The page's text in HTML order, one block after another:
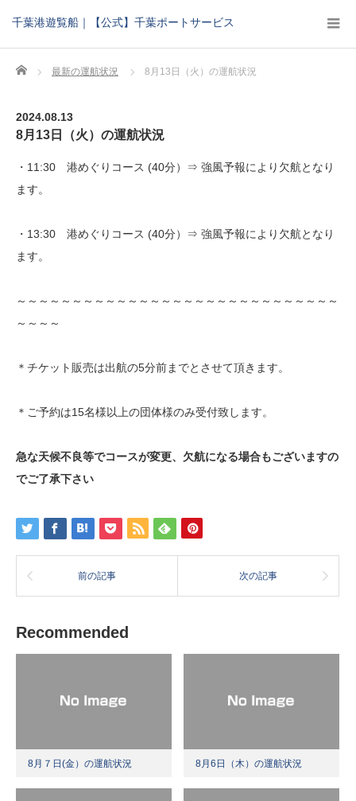
千葉港遊覧船｜【公式】千葉ポートサービス
Home 最新の運航状況 8月13日（火）の運航状況
2024.08.13
8月13日（火）の運航状況
・11:30 港めぐりコース (40分）⇒ 強風予報により欠航となり
ます。
・13:30 港めぐりコース (40分）⇒ 強風予報により欠航となり
ます。
～～～～～～～～～～～～～～～～～～～～～～～～～～～～～
～～～～
＊チケット販売は出航の5分前までとさせて頂きます。
＊ご予約は15名様以上の団体様のみ受付致します。
急な天候不良等でコースが変更、欠航になる場合もございますの
でご了承下さい
前の記事 次の記事
Recommended
8月７日(金）の運航状況 8月6日（木）の運航状況